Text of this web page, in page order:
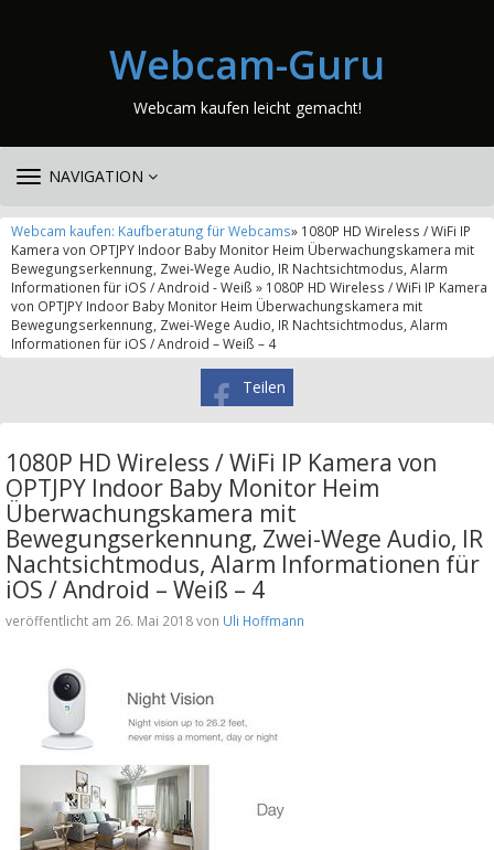
Webcam-Guru
Webcam kaufen leicht gemacht!
TOGGLE
NAVIGATION
Webcam kaufen: Kaufberatung für Webcams» 1080P HD Wireless / WiFi IP
Kamera von OPTJPY Indoor Baby Monitor Heim Überwachungskamera mit
Bewegungserkennung, Zwei-Wege Audio, IR Nachtsichtmodus, Alarm
Informationen für iOS / Android - Weiß » 1080P HD Wireless / WiFi IP Kamera
von OPTJPY Indoor Baby Monitor Heim Überwachungskamera mit
Bewegungserkennung, Zwei-Wege Audio, IR Nachtsichtmodus, Alarm
Informationen für iOS / Android – Weiß – 4
Teilen
1080P HD Wireless / WiFi IP Kamera von
OPTJPY Indoor Baby Monitor Heim
Überwachungskamera mit
Bewegungserkennung, Zwei-Wege Audio, IR
Nachtsichtmodus, Alarm Informationen für
iOS / Android – Weiß – 4
veröffentlicht am 26. Mai 2018 von Uli Hoffmann